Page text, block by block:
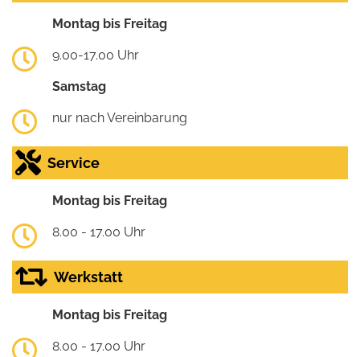
Montag bis Freitag
9.00-17.00 Uhr
Samstag
nur nach Vereinbarung
Service
Montag bis Freitag
8.00 - 17.00 Uhr
Werkstatt
Montag bis Freitag
8.00 - 17.00 Uhr